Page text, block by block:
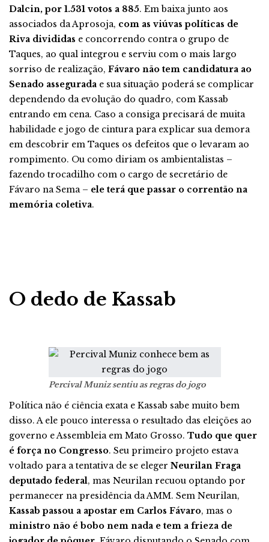
Dalcin, por 1.531 votos a 885. Em baixa junto aos
associados da Aprosoja, com as viúvas políticas de
Riva divididas e concorrendo contra o grupo de
Taques, ao qual integrou e serviu com o mais largo
sorriso de realização, Fávaro não tem candidatura ao
Senado assegurada e sua situação poderá se complicar
dependendo da evolução do quadro, com Kassab
entrando em cena. Caso a consiga precisará de muita
habilidade e jogo de cintura para explicar sua demora
em descobrir em Taques os defeitos que o levaram ao
rompimento. Ou como diriam os ambientalistas –
fazendo trocadilho com o cargo de secretário de
Fávaro na Sema – ele terá que passar o correntão na
memória coletiva.
O dedo de Kassab
Percival Muniz sentiu as regras do jogo
Política não é ciência exata e Kassab sabe muito bem
disso. A ele pouco interessa o resultado das eleições ao
governo e Assembleia em Mato Grosso. Tudo que quer
é força no Congresso. Seu primeiro projeto estava
voltado para a tentativa de se eleger Neurilan Fraga
deputado federal, mas Neurilan recuou optando por
permanecer na presidência da AMM. Sem Neurilan,
Kassab passou a apostar em Carlos Fávaro, mas o
ministro não é bobo nem nada e tem a frieza de